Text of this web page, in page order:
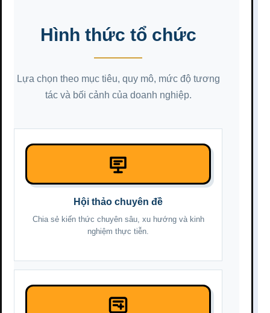
Hình thức tổ chức
Lựa chọn theo mục tiêu, quy mô, mức độ tương
tác và bối cảnh của doanh nghiệp.
Hội thảo chuyên đề
Chia sẻ kiến thức chuyên sâu, xu hướng và kinh
nghiệm thực tiễn.